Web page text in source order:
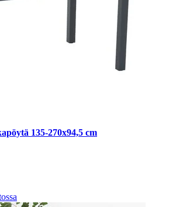
135-270x94,5 cm